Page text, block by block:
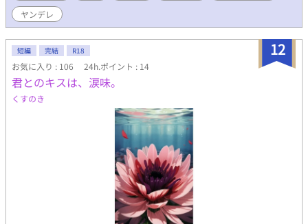
ヤンデレ
12
短編 完結 R18
お気に入り : 106 24h.ポイント : 14
君とのキスは、涙味。
くすのき